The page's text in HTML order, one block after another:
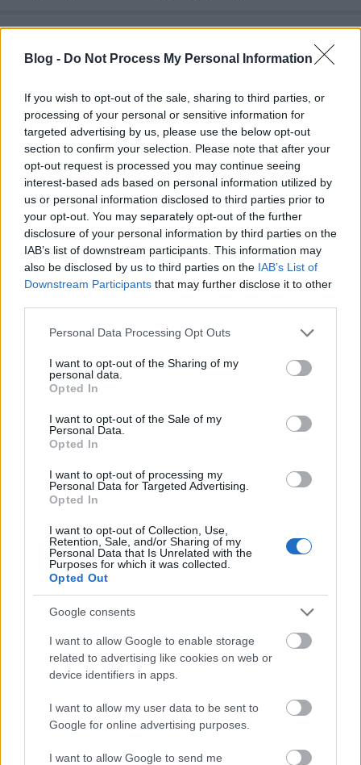
Blog - Do Not Process My Personal Information
If you wish to opt-out of the sale, sharing to third parties, or
processing of your personal or sensitive information for
targeted advertising by us, please use the below opt-out
section to confirm your selection. Please note that after your
opt-out request is processed you may continue seeing
interest-based ads based on personal information utilized by
us or personal information disclosed to third parties prior to
your opt-out. You may separately opt-out of the further
disclosure of your personal information by third parties on the
IAB’s list of downstream participants. This information may
also be disclosed by us to third parties on the IAB’s List of
Downstream Participants that may further disclose it to other
Please note that this website/app uses one or more Google
not limited to your visit or usage behaviour. You may click to
grant or deny consent to Google and its third-party tags to
use your data for below specified purposes in below Google
consent section.
Personal Data Processing Opt Outs
I want to opt-out of the Sharing of my
personal data.
Opted In
I want to opt-out of the Sale of my
Personal Data.
Opted In
I want to opt-out of processing my
Personal Data for Targeted Advertising.
Opted In
I want to opt-out of Collection, Use,
Retention, Sale, and/or Sharing of my
Personal Data that Is Unrelated with the
Purposes for which it was collected.
Opted Out
Google consents
I want to allow Google to enable storage
related to advertising like cookies on web or
device identifiers in apps.
I want to allow my user data to be sent to
Google for online advertising purposes.
I want to allow Google to send me
Vadiúj iPhone 6 vagy szervizelt
Nexus 5?
Nos, mint múltkor írta,
önsorsrontó telefonmentes nap után egy hétig egy
céges iPhone 6-ot használtam.
Az első ...
Élet, mobil nélkül
hírbehozó•2015. január 16.
Tudom, már régen a 2015-ös webtrendekről szóló
posztomat kellene élesítenem, de az élet mindig
produkálja a témákat. És az újabb téma mindig ...
Plague.io: helyi víruserő, egyenlőre
osztva